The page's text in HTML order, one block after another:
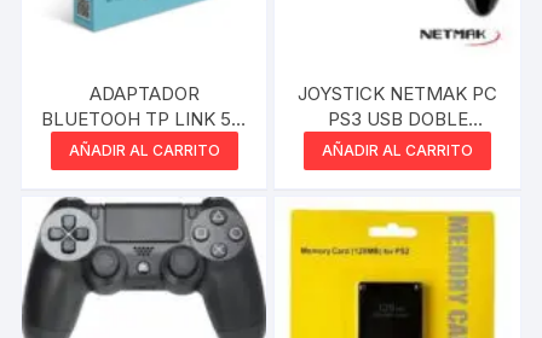
ADAPTADOR
BLUETOOH TP LINK 5.0
UB500 PLUS CON
ANTENA
AÑADIR AL CARRITO
JOYSTICK NETMAK PC
PS3 USB DOBLE
VIBRACION
AÑADIR AL CARRITO